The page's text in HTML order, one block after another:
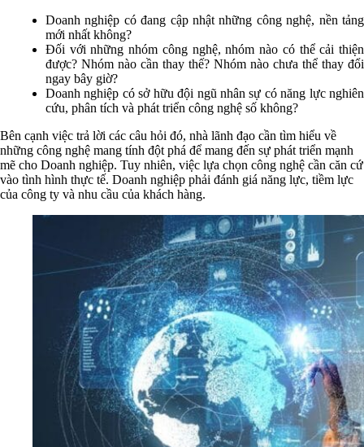
Doanh nghiệp có đang cập nhật những công nghệ, nền tảng
mới nhất không?
Đối với những nhóm công nghệ, nhóm nào có thể cải thiện
được? Nhóm nào cần thay thế? Nhóm nào chưa thể thay đổi
ngay bây giờ?
Doanh nghiệp có sở hữu đội ngũ nhân sự có năng lực nghiên
cứu, phân tích và phát triển công nghệ số không?
Bên cạnh việc trả lời các câu hỏi đó, nhà lãnh đạo cần tìm hiểu về
những công nghệ mang tính đột phá để mang đến sự phát triển mạnh
mẽ cho Doanh nghiệp. Tuy nhiên, việc lựa chọn công nghệ cần căn cứ
vào tình hình thực tế. Doanh nghiệp phải đánh giá năng lực, tiềm lực
của công ty và nhu cầu của khách hàng.